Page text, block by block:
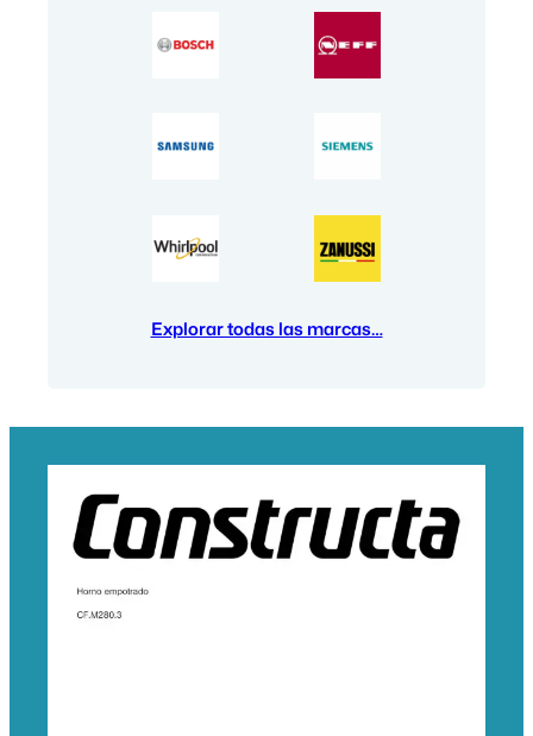
Explorar todas las marcas…